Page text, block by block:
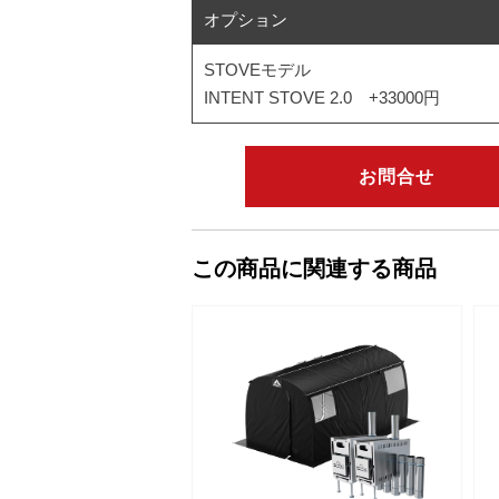
オプション
STOVEモデル
INTENT STOVE 2.0 +33000円
お問合せ
この商品に関連する商品